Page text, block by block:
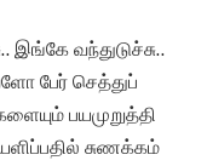
வந்துடுச்சு..
பேர் செத்துப்
பயமுறுத்தி
சுணக்கம்